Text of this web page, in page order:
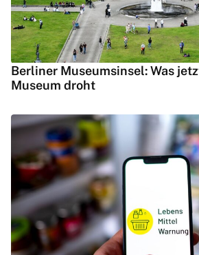
Berliner Museumsinsel: Was
Museum droht